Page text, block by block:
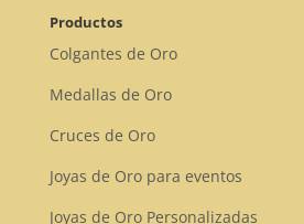
Productos
Colgantes de Oro
Medallas de Oro
Cruces de Oro
Joyas de Oro para eventos
Joyas de Oro Personalizadas